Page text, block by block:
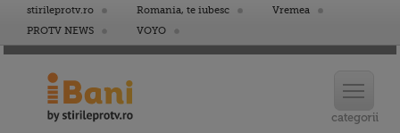
stirileprotv.ro Romania, te iubesc
Vremea
PROTV NEWS
VOYO